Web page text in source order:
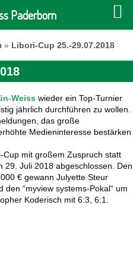
» Libori-Cup 25.-29.07.2018
Weiss wieder ein Top-Turnier
jährlich durchführen zu wollen.
das große
Medieninteresse bestärken
mit großem Zuspruch statt
Juli 2018 abgeschlossen.
Den
€ gewann Julyette Steur
den “myview systems-Pokal“ um
Koderisch mit 6:3, 6:1.
Paderborn